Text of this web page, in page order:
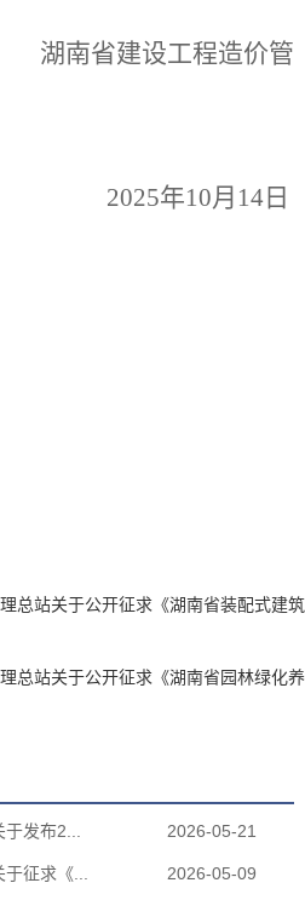
工程造价管
5年10月 14日
总站关于公开征求《湖南省装配式建筑
总站关于公开征求《湖南省园林绿化养
发布2... 2026-05-21
征求《... 2026-05-09